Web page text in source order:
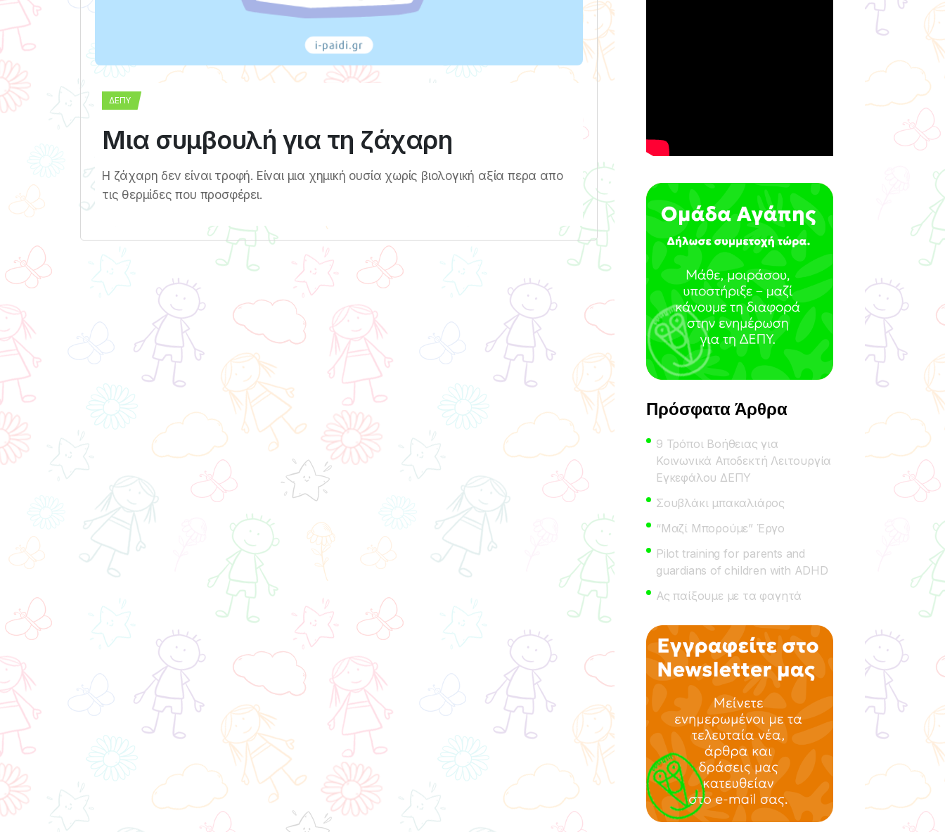
ΔΕΠΥ
Μια συμβουλή για τη ζάχαρη
Η ζάχαρη δεν είναι τροφή. Είναι μια χημική ουσία χωρίς βιολογική αξία περα απο
τις θερμίδες που προσφέρει.
Πρόσφατα Άρθρα
9 Τρόποι Βοήθειας για
Κοινωνικά Αποδεκτή Λειτουργία
Εγκεφάλου ΔΕΠΥ
Σουβλάκι μπακαλιάρος
“Μαζί Μπορούμε” Έργο
Pilot training for parents and
guardians of children with ADHD
Ας παίξουμε με τα φαγητά